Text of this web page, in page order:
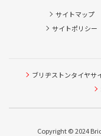
サイトマップ
サイトポリシー
ブリヂストンタイヤサ
Copyright © 2024
タイヤ点検・安全
ピット作業の予約
本日のタイヤ履き